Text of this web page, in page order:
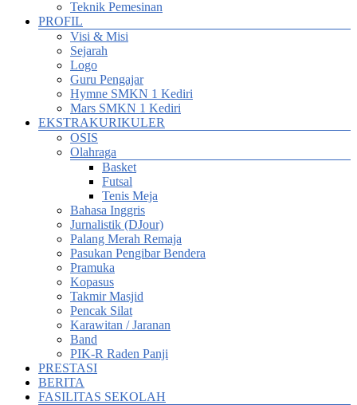
Teknik Pemesinan
PROFIL
Visi & Misi
Sejarah
Logo
Guru Pengajar
Hymne SMKN 1 Kediri
Mars SMKN 1 Kediri
EKSTRAKURIKULER
OSIS
Olahraga
Basket
Futsal
Tenis Meja
Bahasa Inggris
Jurnalistik (DJour)
Palang Merah Remaja
Pasukan Pengibar Bendera
Pramuka
Kopasus
Takmir Masjid
Pencak Silat
Karawitan / Jaranan
Band
PIK-R Raden Panji
PRESTASI
BERITA
FASILITAS SEKOLAH